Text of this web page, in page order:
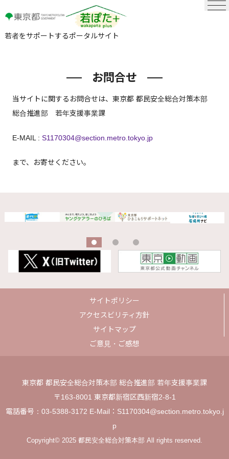
若者をサポートするポータルサイト
お問合せ
当サイトに関するお問合せは、東京都 都民安全総合対策本部
総合推進部 若年支援事業課
E-MAIL :S1170304@section.metro.tokyo.jp
まで、お寄せください。
サイトポリシー
アクセスビリティ方針
サイトマップ
ご意見・ご感想
東京都 都民安全総合対策本部 総合推進部 若年支援事業課
〒163-8001 東京都新宿区西新宿2-8-1
電話番号：03-5388-3172 E-Mail：S1170304@section.metro.tokyo.j
p
Copyright© 2025 都民安全総合対策本部 All rights reserved.